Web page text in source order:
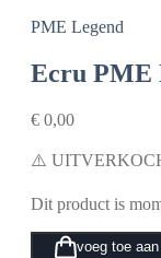
PME Legend
Ecru PME
€ 0,00
⚠️
Dit product is
voeg toe